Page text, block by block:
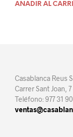
AÑADIR AL
Casablanca Reus
Carrer Sant Joan,
Teléfono: 977 31